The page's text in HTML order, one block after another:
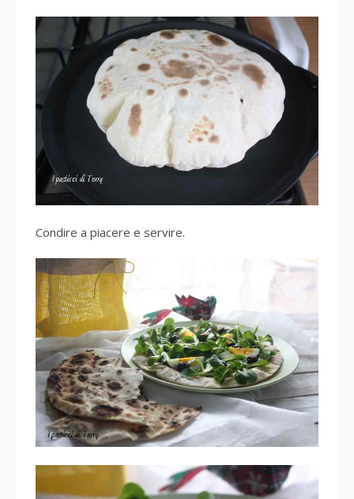
Condire a piacere e servire.